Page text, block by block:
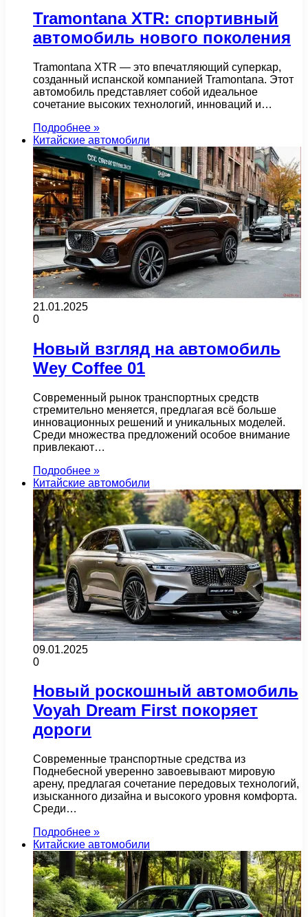
Tramontana XTR: спортивный
автомобиль нового поколения
Tramontana XTR — это впечатляющий суперкар,
созданный испанской компанией Tramontana. Этот
автомобиль представляет собой идеальное
сочетание высоких технологий, инноваций и…
Подробнее »
Китайские автомобили
21.01.2025
0
Новый взгляд на автомобиль
Wey Coffee 01
Современный рынок транспортных средств
стремительно меняется, предлагая всё больше
инновационных решений и уникальных моделей.
Среди множества предложений особое внимание
привлекают…
Подробнее »
Китайские автомобили
09.01.2025
0
Новый роскошный автомобиль
Voyah Dream First покоряет
дороги
Современные транспортные средства из
Поднебесной уверенно завоевывают мировую
арену, предлагая сочетание передовых технологий,
изысканного дизайна и высокого уровня комфорта.
Среди…
Подробнее »
Китайские автомобили